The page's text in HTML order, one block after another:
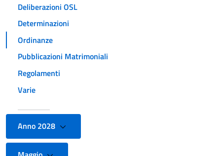
Deliberazioni OSL
Determinazioni
Ordinanze
Pubblicazioni Matrimoniali
Regolamenti
Varie
Anno 2028